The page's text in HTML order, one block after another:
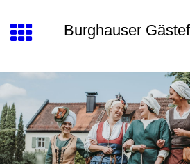
Burghauser